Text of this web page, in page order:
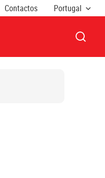
Contactos Portugal
ABRIR